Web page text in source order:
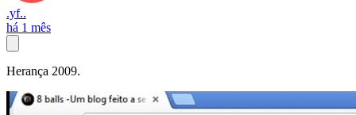
.yf..
há 1 mês
Herança 2009.